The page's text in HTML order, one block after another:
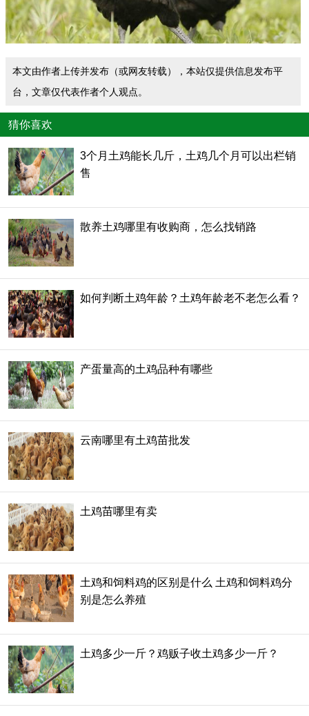
本文由作者上传并发布（或网友转载），本站仅提供信息发布平
台，文章仅代表作者个人观点。
猜你喜欢
3个月土鸡能长几斤，土鸡几个月可以出栏销
售
散养土鸡哪里有收购商，怎么找销路
如何判断土鸡年龄？土鸡年龄老不老怎么看？
产蛋量高的土鸡品种有哪些
云南哪里有土鸡苗批发
土鸡苗哪里有卖
土鸡和饲料鸡的区别是什么 土鸡和饲料鸡分
别是怎么养殖
土鸡多少一斤？鸡贩子收土鸡多少一斤？